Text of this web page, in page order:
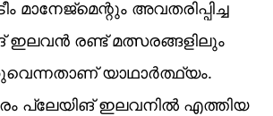
മാനേജ്‌മെന്റും അവതരിപ്പിച്ച
ഇലവന്‍ രണ്ട് മത്സരങ്ങളിലും
യാഥാര്‍ത്ഥ്യം.
പ്ലേയിങ് ഇലവനില്‍ എത്തിയ